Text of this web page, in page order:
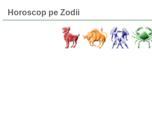
Horoscop pe Zodii